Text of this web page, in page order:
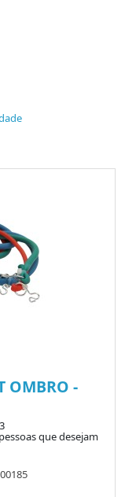
OMBRO -
que desejam